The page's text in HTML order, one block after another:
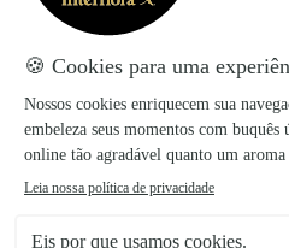
carinho!
no dia da entrega para
A entrega, no mesmo dia ou
diretamente pelos nossos
Taxa de entrega: